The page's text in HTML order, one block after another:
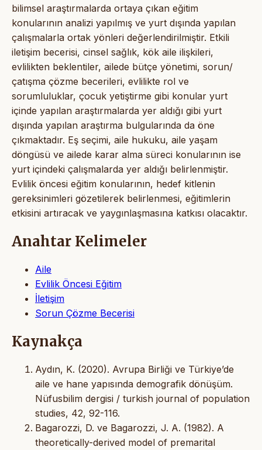
bilimsel araştırmalarda ortaya çıkan eğitim
konularının analizi yapılmış ve yurt dışında yapılan
çalışmalarla ortak yönleri değerlendirilmiştir. Etkili
iletişim becerisi, cinsel sağlık, kök aile ilişkileri,
evlilikten beklentiler, ailede bütçe yönetimi, sorun/
çatışma çözme becerileri, evlilikte rol ve
sorumluluklar, çocuk yetiştirme gibi konular yurt
içinde yapılan araştırmalarda yer aldığı gibi yurt
dışında yapılan araştırma bulgularında da öne
çıkmaktadır. Eş seçimi, aile hukuku, aile yaşam
döngüsü ve ailede karar alma süreci konularının ise
yurt içindeki çalışmalarda yer aldığı belirlenmiştir.
Evlilik öncesi eğitim konularının, hedef kitlenin
gereksinimleri gözetilerek belirlenmesi, eğitimlerin
etkisini artıracak ve yaygınlaşmasına katkısı olacaktır.
Anahtar Kelimeler
Aile
Evlilik Öncesi Eğitim
İletişim
Sorun Çözme Becerisi
Kaynakça
Aydın, K. (2020). Avrupa Birliği ve Türkiye’de
aile ve hane yapısında demografik dönüşüm.
Nüfusbilim dergisi / turkish journal of population
studies, 42, 92-116.
Bagarozzi, D. ve Bagarozzi, J. A. (1982). A
theoretically-derived model of premarital